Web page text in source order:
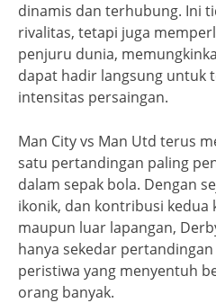
dinamis dan terhubung. Ini
rivalitas, tetapi juga
penjuru dunia,
dapat hadir langsung untuk
intensitas persaingan.
Man City vs Man Utd terus
satu pertandingan paling
dalam sepak bola. Dengan
ikonik, dan kontribusi kedua
maupun luar lapangan,
hanya sekedar
peristiwa yang menyentuh
orang banyak.